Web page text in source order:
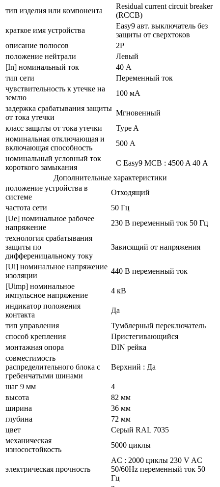
тип изделия или компонента
Residual current circuit breaker
(RCCB)
краткое имя устройства
Easy9 авт. выключатель без
защиты от сверхтоков
описание полюсов
2P
положение нейтрали
Левый
[In] номинальный ток
40 А
тип сети
Переменный ток
чувствительность к утечке на
землю
100 мА
задержка срабатывания защиты
от тока утечки
Мгновенный
класс защиты от тока утечки
Type A
номинальная отключающая и
включающая способность
500 А
номинальный условный ток
короткого замыкания
С Easy9 MCB : 4500 A 40 А
Дополнительные характеристики
положение устройства в
системе
Отходящий
частота сети
50 Гц
[Ue] номинальное рабочее
напряжение
230 В переменный ток 50 Гц
технология срабатывания
защиты по
дифференицальному току
Зависящий от напряжения
[Ui] номинальное напряжение
изоляции
440 В переменный ток
[Uimp] номинальное
импульсное напряжение
4 кВ
индикатор положения
контакта
Да
тип управления
Тумблерный переключатель
способ крепления
Пристегивающийся
монтажная опора
DIN рейка
совместимость
распределительного блока с
гребенчатыми шинами
Верхний : Да
шаг 9 мм
4
высота
82 мм
ширина
36 мм
глубина
72 мм
цвет
Серый RAL 7035
механическая
износостойкость
5000 циклы
электрическая прочность
AC : 2000 циклы 230 V AC
50/60Hz переменный ток 50
Гц